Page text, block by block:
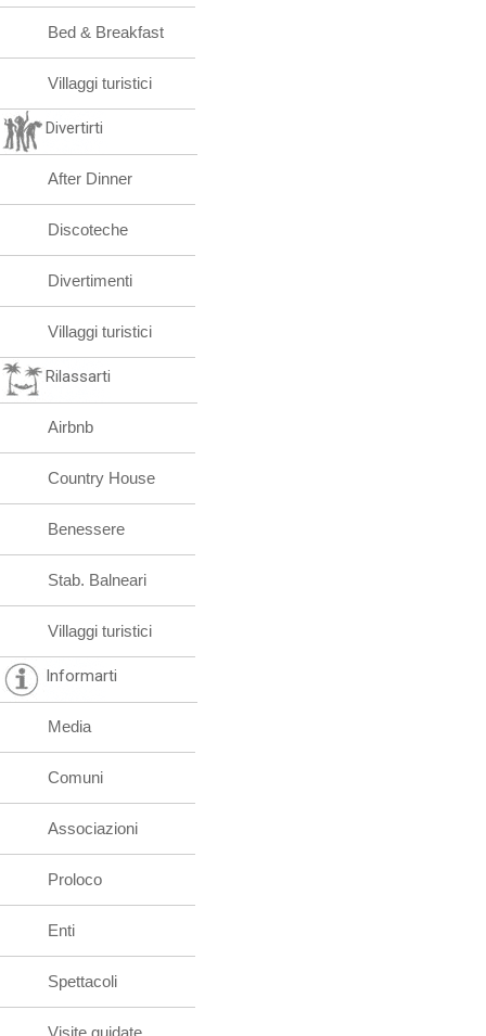
Bed & Breakfast
Villaggi turistici
Divertirti
After Dinner
Discoteche
Divertimenti
Villaggi turistici
Rilassarti
Airbnb
Country House
Benessere
Stab. Balneari
Villaggi turistici
Informarti
Media
Comuni
Associazioni
Proloco
Enti
Spettacoli
Visite guidate